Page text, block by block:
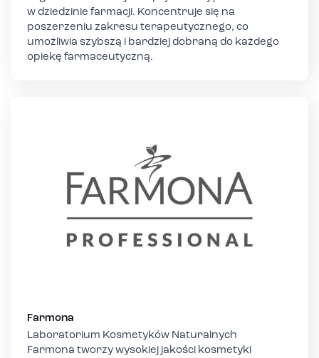
w dziedzinie farmacji. Koncentruje się na
poszerzeniu zakresu terapeutycznego, co
umożliwia szybszą i bardziej dobraną do każdego
opiekę farmaceutyczną.
Farmona
Laboratorium Kosmetyków Naturalnych
Farmona tworzy wysokiej jakości kosmetyki